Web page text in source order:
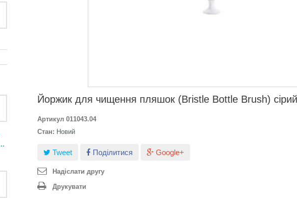
Йоржик для чищення пляшок (Bristle Bottle Brush) сірий
Артикул 011043.04
Стан: Новий
Tweet Поділитися Google+
Надіслати другу
Друкувати